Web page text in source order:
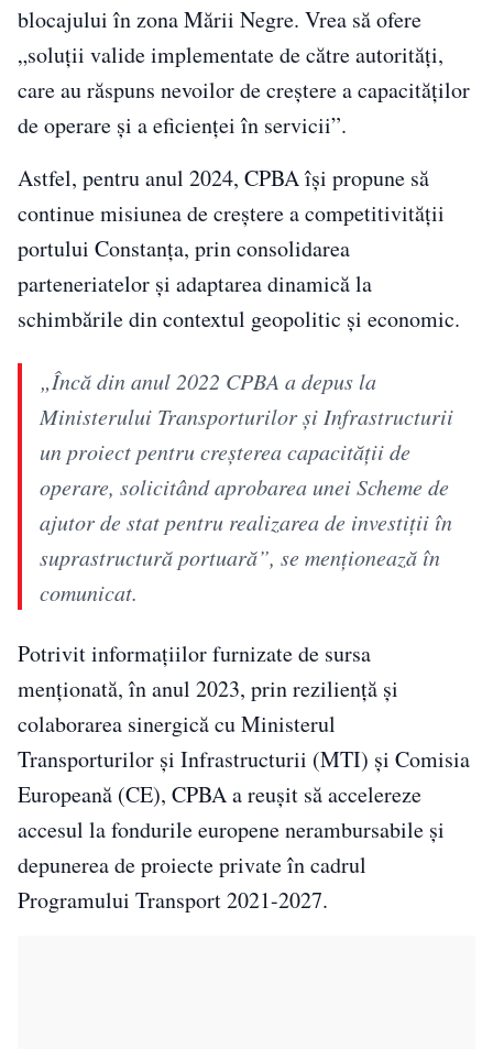
blocajului în zona Mării Negre. Vrea să ofere
„soluții valide implementate de către autorități,
care au răspuns nevoilor de creștere a capacităților
de operare și a eficienței în servicii”.
Astfel, pentru anul 2024, CPBA își propune să
continue misiunea de creștere a competitivității
portului Constanța, prin consolidarea
parteneriatelor și adaptarea dinamică la
schimbările din contextul geopolitic și economic.
„Încă din anul 2022 CPBA a depus la
Ministerului Transporturilor şi Infrastructurii
un proiect pentru creşterea capacităţii de
operare, solicitând aprobarea unei Scheme de
ajutor de stat pentru realizarea de investiţii în
suprastructură portuară”, se menţionează în
comunicat.
Potrivit informațiilor furnizate de sursa
menționată, în anul 2023, prin reziliență și
colaborarea sinergică cu Ministerul
Transporturilor și Infrastructurii (MTI) și Comisia
Europeană (CE), CPBA a reușit să accelereze
accesul la fondurile europene nerambursabile și
depunerea de proiecte private în cadrul
Programului Transport 2021-2027.